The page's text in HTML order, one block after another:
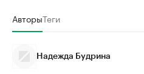
АвторыТеги
Надежда Будрина